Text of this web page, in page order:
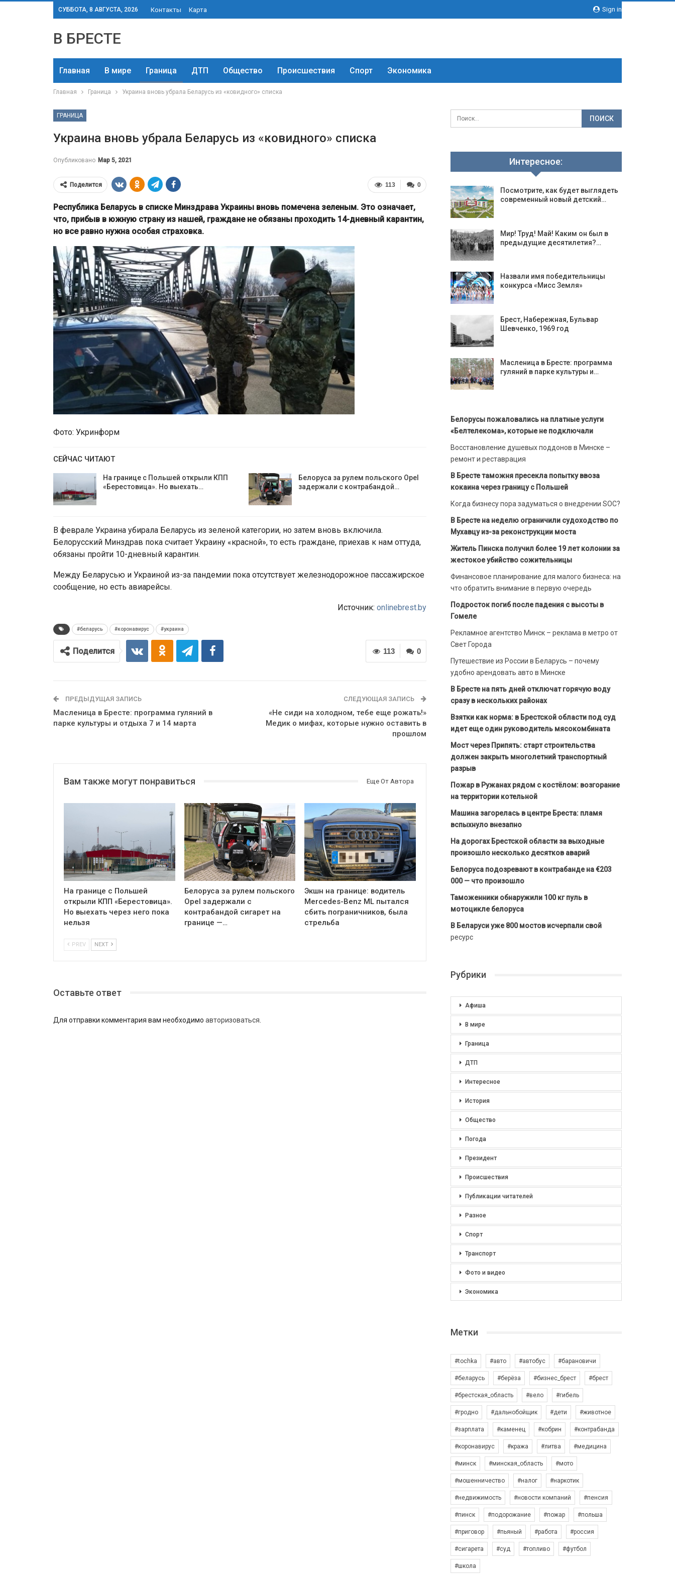
Sign in
СУББОТА, 8 АВГУСТА, 2026 Контакты Карта
В БРЕСТЕ
Главная В мире Граница ДТП Общество Происшествия Спорт Экономика
Главная Граница Украина вновь убрала Беларусь из «ковидного» списка
ГРАНИЦА
Украина вновь убрала Беларусь из «ковидного» списка
Опубликовано Мар 5, 2021
0
113
Поделится
Республика Беларусь в списке Минздрава Украины вновь помечена зеленым. Это означает,
что, прибыв в южную страну из нашей, граждане не обязаны проходить 14-дневный карантин,
но все равно нужна особая страховка.
Фото: Укринформ
СЕЙЧАС ЧИТАЮТ
На границе с Польшей открыли КПП
«Берестовица». Но выехать…
Белоруса за рулем польского Opel
задержали с контрабандой…
В феврале Украина убирала Беларусь из зеленой категории, но затем вновь включила.
Белорусский Минздрав пока считает Украину «красной», то есть граждане, приехав к нам оттуда,
обязаны пройти 10-дневный карантин.
Между Беларусью и Украиной из-за пандемии пока отсутствует железнодорожное пассажирское
сообщение, но есть авиарейсы.
Источник: onlinebrest.by
#беларусь #коронавирус #украина
0
113
Поделится
ПРЕДЫДУЩАЯ ЗАПИСЬ
Масленица в Бресте: программа гуляний в
парке культуры и отдыха 7 и 14 марта
СЛЕДУЮЩАЯ ЗАПИСЬ
«Не сиди на холодном, тебе еще рожать!»
Медик о мифах, которые нужно оставить в
прошлом
Вам также могут понравиться Еще От Автора
На границе с Польшей
открыли КПП «Берестовица».
Но выехать через него пока
нельзя
Белоруса за рулем польского
Opel задержали с
контрабандой сигарет на
границе —…
Экшн на границе: водитель
Mercedes-Benz ML пытался
сбить пограничников, была
стрельба
PREV NEXT
Оставьте ответ
Для отправки комментария вам необходимо авторизоваться
Интересное:
Посмотрите, как будет выглядеть
современный новый детский…
Мир! Труд! Май! Каким он был в
предыдущие десятилетия?…
Назвали имя победительницы
конкурса «Мисс Земля»
Брест, Набережная, Бульвар
Шевченко, 1969 год
Масленица в Бресте: программа
гуляний в парке культуры и…
Белорусы пожаловались на платные услуги
«Белтелекома», которые не подключали
Восстановление душевых поддонов в Минске –
ремонт и реставрация
В Бресте таможня пресекла попытку ввоза
кокаина через границу с Польшей
Когда бизнесу пора задуматься о внедрении SOC?
В Бресте на неделю ограничили судоходство по
Мухавцу из-за реконструкции моста
Житель Пинска получил более 19 лет колонии за
жестокое убийство сожительницы
Финансовое планирование для малого бизнеса: на
что обратить внимание в первую очередь
Подросток погиб после падения с высоты в
Гомеле
Рекламное агентство Минск – реклама в метро от
Свет Города
Путешествие из России в Беларусь – почему
удобно арендовать авто в Минске
В Бресте на пять дней отключат горячую воду
сразу в нескольких районах
Взятки как норма: в Брестской области под суд
идет еще один руководитель мясокомбината
Мост через Припять: старт строительства
должен закрыть многолетний транспортный
разрыв
Пожар в Ружанах рядом с костёлом: возгорание
на территории котельной
Машина загорелась в центре Бреста: пламя
вспыхнуло внезапно
На дорогах Брестской области за выходные
произошло несколько десятков аварий
Белоруса подозревают в контрабанде на €203
000 — что произошло
Таможенники обнаружили 100 кг пуль в
мотоцикле белоруса
В Беларуси уже 800 мостов исчерпали свой
ресурс
Рубрики
Афиша
В мире
Граница
ДТП
Интересное
История
Общество
Погода
Президент
Происшествия
Публикации читателей
Разное
Спорт
Транспорт
Фото и видео
Экономика
Метки
#tochka #авто #автобус #барановичи
#беларусь #берёза #бизнес_брест #брест
#брестская_область #вело #гибель
#гродно #дальнобойщик #дети #животное
#зарплата #каменец #кобрин #контрабанда
#коронавирус #кража #литва #медицина
#минск #минская_область #мото
#мошенничество #налог #наркотик
#недвижимость #новости компаний #пенсия
#пинск #подорожание #пожар #польша
#приговор #пьяный #работа #россия
#сигарета #суд #топливо #футбол
#школа